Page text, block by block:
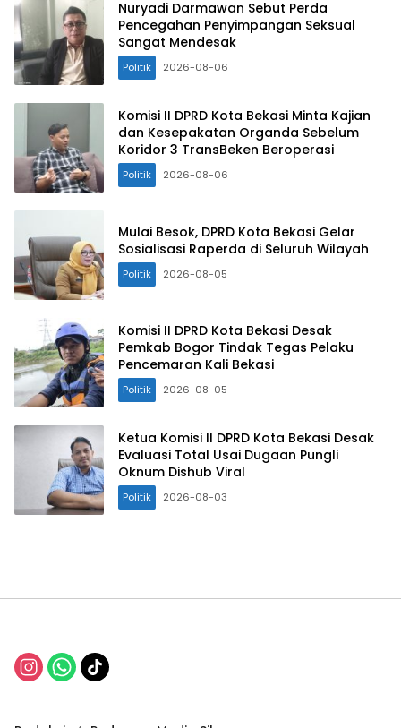
Nuryadi Darmawan Sebut Perda
Pencegahan Penyimpangan Seksual
Sangat Mendesak
Politik 2026-08-06
Komisi II DPRD Kota Bekasi Minta Kajian
dan Kesepakatan Organda Sebelum
Koridor 3 TransBeken Beroperasi
Politik 2026-08-06
Mulai Besok, DPRD Kota Bekasi Gelar
Sosialisasi Raperda di Seluruh Wilayah
Politik 2026-08-05
Komisi II DPRD Kota Bekasi Desak
Pemkab Bogor Tindak Tegas Pelaku
Pencemaran Kali Bekasi
Politik 2026-08-05
Ketua Komisi II DPRD Kota Bekasi Desak
Evaluasi Total Usai Dugaan Pungli
Oknum Dishub Viral
Politik 2026-08-03